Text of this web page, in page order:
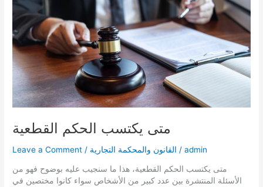
متى يكتسب الحكم القطعية
Leave a Comment / القانون والمحكمة التجارية /admin
متى يكتسب الحكم القطعية، هذا ما سنجيب عليه بوضوح فهو من
الأسئلة المنتشرة بين عدد كبير من الأشخاص سواء كانوا مختصين في